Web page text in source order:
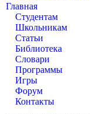
Главная
Студентам
Школьникам
Статьи
Библиотека
Словари
Программы
Игры
Форум
Контакты